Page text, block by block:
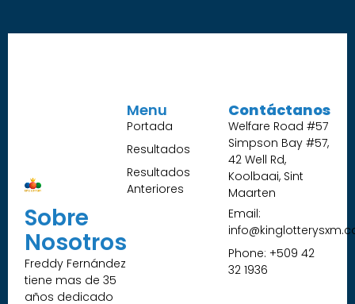
Sobre
Nosotros
Freddy Fernández
tiene mas de 35
años dedicado
Menu
Portada
Resultados
Resultados
Anteriores
Contáctanos
Welfare Road #57
Simpson Bay #57,
42 Well Rd,
Koolbaai, Sint
Maarten
Email:
Phone: +509 42
32 1936